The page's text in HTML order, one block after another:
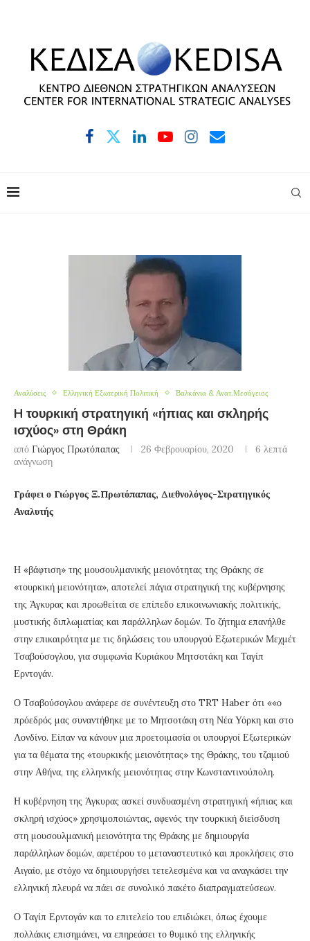
Αναλύσεις Ελληνική Εξωτερική Πολιτική Βαλκάνια & Ανατ.Μεσόγειος
H τουρκική στρατηγική «ήπιας και σκληρής
ισχύος» στη Θράκη
από Γιώργος Πρωτόπαπας 26 Φεβρουαρίου, 2020
6 λεπτά
ανάγνωση
Γράφει ο Γιώργος Ξ.Πρωτόπαπας, Διεθνολόγος-Στρατηγικός
Αναλυτής
Η «βάφτιση» της μουσουλμανικής μειονότητας της Θράκης σε
«τουρκική μειονότητα», αποτελεί πάγια στρατηγική της κυβέρνησης
της Άγκυρας και προωθείται σε επίπεδο επικοινωνιακής πολιτικής,
μυστικής διπλωματίας και παράλληλων δομών. Το ζήτημα επανήλθε
στην επικαιρότητα με τις δηλώσεις του υπουργού Εξωτερικών Μεχμέτ
Τσαβούσογλου, για συμφωνία Κυριάκου Μητσοτάκη και Ταγίπ
Ερντογάν.
Ο Τσαβούσογλου ανάφερε σε συνέντευξη στο TRT Haber ότι ««ο
πρόεδρός μας συναντήθηκε με το Μητσοτάκη στη Νέα Υόρκη και στο
Λονδίνο. Είπαν να κάνουν μια προετοιμασία οι υπουργοί Εξωτερικών
για τα θέματα της «τουρκικής μειονότητας» της Θράκης, του τζαμιού
στην Αθήνα, της ελληνικής μειονότητας στην Κωνσταντινούπολη.
Η κυβέρνηση της Άγκυρας ασκεί συνδυασμένη στρατηγική «ήπιας και
σκληρή ισχύος» χρησιμοποιώντας, αφενός την τουρκική διείσδυση
στη μουσουλμανική μειονότητα της Θράκης με δημιουργία
παράλληλων δομών, αφετέρου το μεταναστευτικό και προκλήσεις στο
Αιγαίο, με στόχο να δημιουργήσει τετελεσμένα και να αναγκάσει την
ελληνική πλευρά να πάει σε συνολικό πακέτο διαπραγματεύσεων.
Ο Ταγίπ Ερντογάν και το επιτελείο του επιδιώκει, όπως έχουμε
πολλάκις επισημάνει, να επηρεάσει το θυμικό της ελληνικής